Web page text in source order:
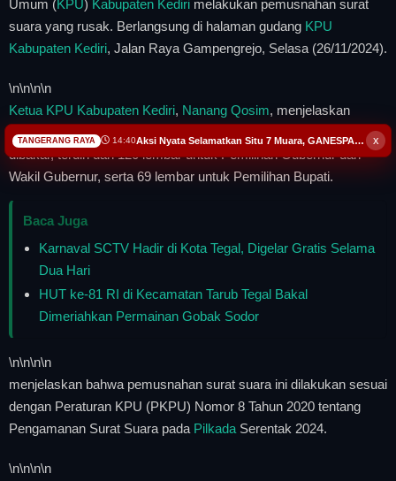
Umum (KPU) Kabupaten Kediri melakukan pemusnahan surat
suara yang rusak. Berlangsung di halaman gudang KPU
Kabupaten Kediri, Jalan Raya Gampengrejo, Selasa (26/11/2024).
\n\n\n\n
Ketua KPU Kabupaten Kediri, Nanang Qosim, menjelaskan
sebanyak 189 lembar surat suara dimusnahkan dengan cara
dibakar, terdiri dari 120 lembar untuk Pemilihan Gubernur dan
Wakil Gubernur, serta 69 lembar untuk Pemilihan Bupati.
Baca Juga
Karnaval SCTV Hadir di Kota Tegal, Digelar Gratis Selama
Dua Hari
HUT ke-81 RI di Kecamatan Tarub Tegal Bakal
Dimeriahkan Permainan Gobak Sodor
\n\n\n\n
menjelaskan bahwa pemusnahan surat suara ini dilakukan sesuai
dengan Peraturan KPU (PKPU) Nomor 8 Tahun 2020 tentang
Pengamanan Surat Suara pada Pilkada Serentak 2024.
\n\n\n\n
x
TANGERANG RAYA 14:40 Aksi Nyata Selamatkan Situ 7 Muara, GANESPA Libatkan Karang Taruna dan Komunitas